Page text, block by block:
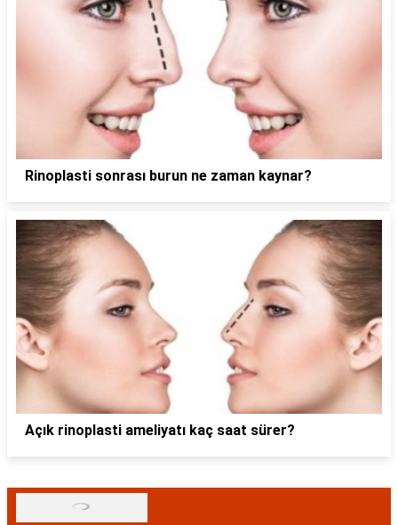
Rinoplasti sonrası burun ne zaman kaynar?
Açık rinoplasti ameliyatı kaç saat sürer?